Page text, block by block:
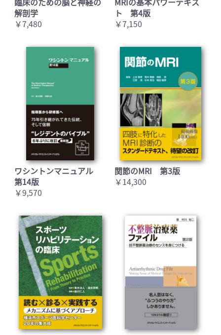
解剖学
￥7,480
ト 第4版
￥7,150
ワシントンマニュアル
第14版
￥9,570
関節のMRI 第3版
￥14,300